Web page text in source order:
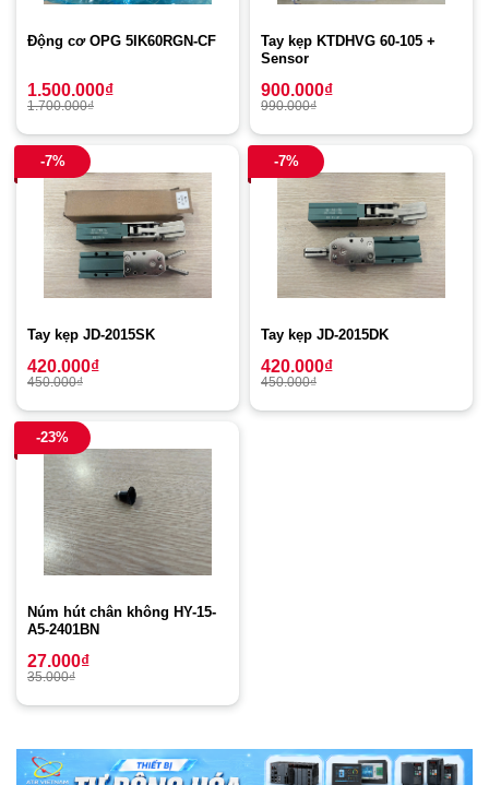
Động cơ OPG 5IK60RGN-CF
1.500.000₫
1.700.000₫
Tay kẹp KTDHVG 60-105 +
Sensor
900.000₫
990.000₫
-7%
Tay kẹp JD-2015SK
420.000₫
450.000₫
-7%
Tay kẹp JD-2015DK
420.000₫
450.000₫
-23%
Núm hút chân không HY-15-
A5-2401BN
27.000₫
35.000₫